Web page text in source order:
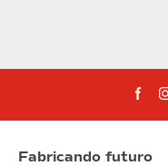
Fabricando futuro